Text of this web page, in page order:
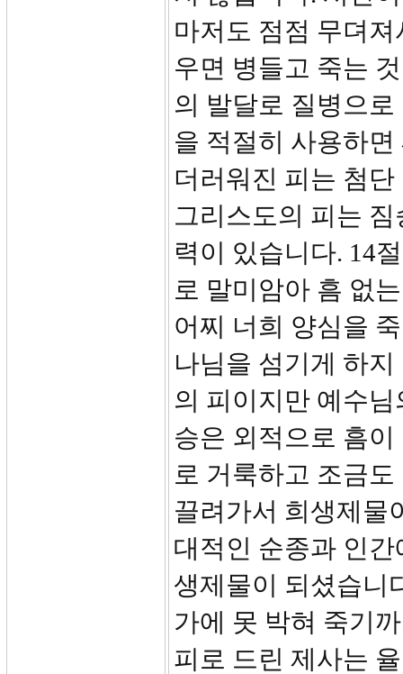
마저도 점점 무뎌
우면 병들고 죽는
의 발달로 질병으
을 적절히 사용하
더러워진 피는 첨
그리스도의 피는
력이 있습니다. 14
로 말미암아 흠 없
어찌 너희 양심을
나님을 섬기게 하
의 피이지만 예수
승은 외적으로 흠
로 거룩하고 조금
끌려가서 희생제물
대적인 순종과 인
생제물이 되셨습니
가에 못 박혀 죽기
피로 드린 제사는